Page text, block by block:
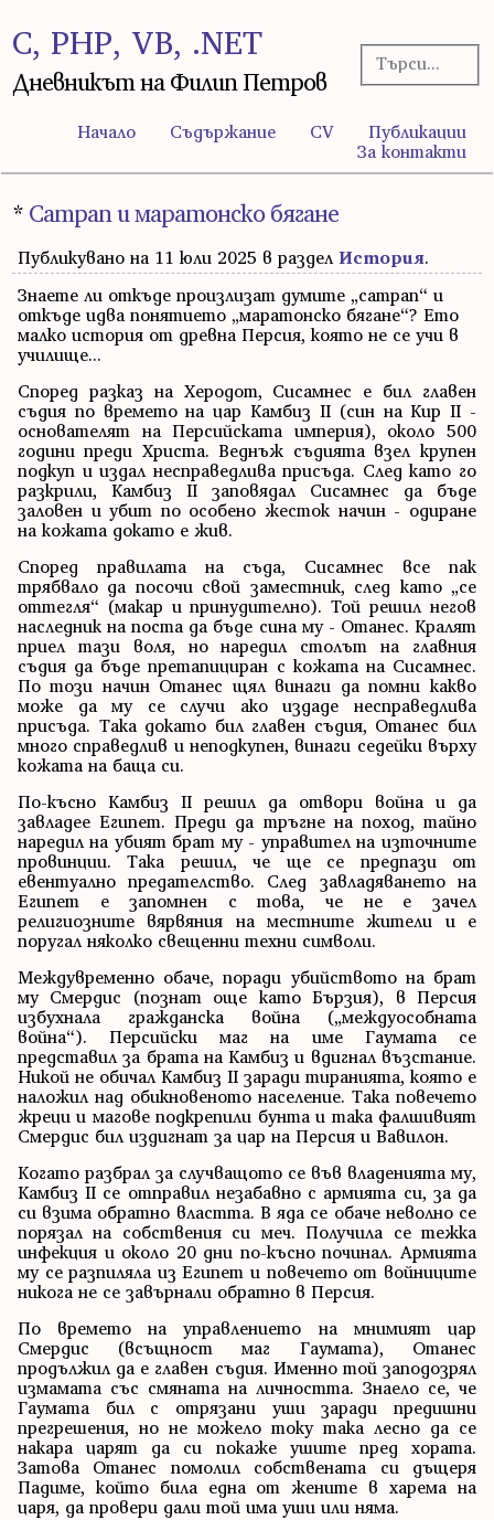
C, PHP, VB, .NET
Дневникът на Филип Петров
Начало Съдържание CV
Публикации
За контакти
* Сатрап и маратонско бягане
Публикувано на 11 юли 2025 в раздел История.
Знаете ли откъде произлизат думите „сатрап“ и
откъде идва понятието „маратонско бягане“? Ето
малко история от древна Персия, която не се учи в
училище...
Според разказ на Херодот, Сисамнес е бил главен
съдия по времето на цар Камбиз II (син на Кир II -
основателят на Персийската империя), около 500
години преди Христа. Веднъж съдията взел крупен
подкуп и издал несправедлива присъда. След като го
разкрили, Камбиз II заповядал Сисамнес да бъде
заловен и убит по особено жесток начин - одиране
на кожата докато е жив.
Според правилата на съда, Сисамнес все пак
трябвало да посочи свой заместник, след като „се
оттегля“ (макар и принудително). Той решил негов
наследник на поста да бъде сина му - Отанес. Кралят
приел тази воля, но наредил столът на главния
съдия да бъде претапициран с кожата на Сисамнес.
По този начин Отанес щял винаги да помни какво
може да му се случи ако издаде несправедлива
присъда. Така докато бил главен съдия, Отанес бил
много справедлив и неподкупен, винаги седейки върху
кожата на баща си.
По-късно Камбиз II решил да отвори война и да
завладее Египет. Преди да тръгне на поход, тайно
наредил на убият брат му - управител на източните
провинции. Така решил, че ще се предпази от
евентуално предателство. След завладяването на
Египет е запомнен с това, че не е зачел
религиозните вярвяния на местните жители и е
поругал няколко свещенни техни символи.
Междувременно обаче, поради убийството на брат
му Смердис (познат още като Бързия), в Персия
избухнала гражданска война („междуособната
война“). Персийски маг на име Гаумата се
представил за брата на Камбиз и вдигнал възстание.
Никой не обичал Камбиз II заради тиранията, която е
наложил над обикновеното население. Така повечето
жреци и магове подкрепили бунта и така фалшивият
Смердис бил издигнат за цар на Персия и Вавилон.
Когато разбрал за случващото се във владенията му,
Камбиз II се отправил незабавно с армията си, за да
си взима обратно властта. В яда се обаче неволно се
порязал на собствения си меч. Получила се тежка
инфекция и около 20 дни по-късно починал. Армията
му се разпиляла из Египет и повечето от войниците
никога не се завърнали обратно в Персия.
По времето на управлението на мнимият цар
Смердис (всъщност маг Гаумата), Отанес
продължил да е главен съдия. Именно той заподозрял
измамата със смяната на личността. Знаело се, че
Гаумата бил с отрязани уши заради предишни
прегрешения, но не можело току така лесно да се
накара царят да си покаже ушите пред хората.
Затова Отанес помолил собствената си дъщеря
Падиме, който била една от жените в харема на
царя, да провери дали той има уши или няма.